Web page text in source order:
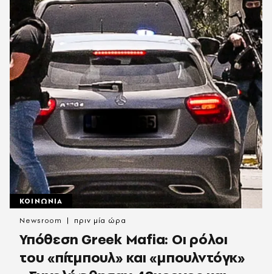
ΚΟΙΝΩΝΙΑ
Υπόθεση Greek Mafia: Οι ρόλοι
του «πίτμπουλ» και «μπουλντόγκ»
Newsroom πριν μία ώρα